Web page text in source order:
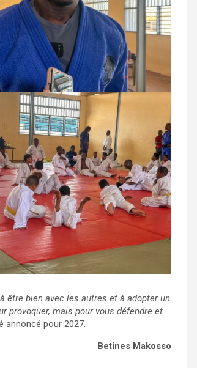
être bien avec les autres et à adopter un
provoquer, mais pour vous défendre et
annoncé pour 2027.
Betines Makosso